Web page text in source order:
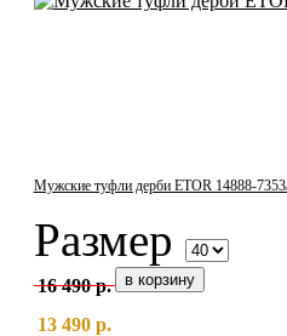
Мужские туфли дерби ETOR 14888-
Размер
16 490 р.
13 490 р.